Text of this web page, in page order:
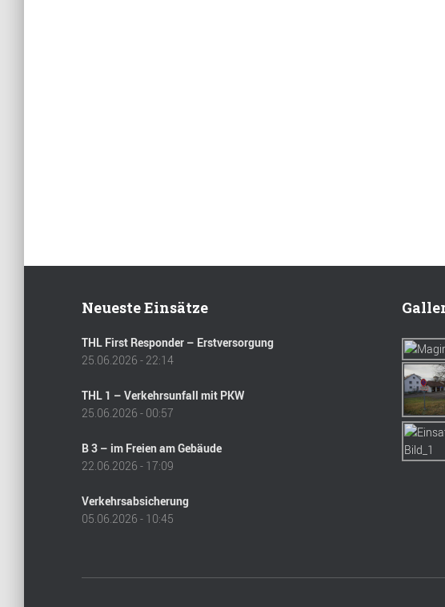
Neueste Einsätze
THL First Responder – Erstversorgung
25.06.2026 - 22:14
THL 1 – Verkehrsunfall mit PKW
25.06.2026 - 00:57
B 3 – im Freien am Gebäude
22.06.2026 - 17:09
Verkehrsabsicherung
05.06.2026 - 10:45